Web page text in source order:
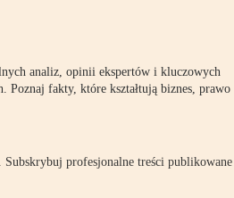
analiz, opinii ekspertów i kluczowych
Poznaj fakty, które kształtują biznes, prawo
Subskrybuj profesjonalne treści publikowane